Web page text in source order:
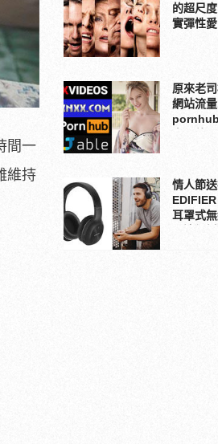
間一
維持
的超尺
實彈性
原來老
網站流
情人節
耳罩式